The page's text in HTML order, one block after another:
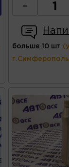
-
больше 10 шт